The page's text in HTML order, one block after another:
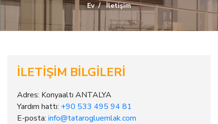
Ev İletişim
İLETIŞIM BILGILERI
Adres: Konyaaltı ANTALYA
Yardım hattı: +90 533 495 94 81
E-posta: info@tatarogluemlak.com